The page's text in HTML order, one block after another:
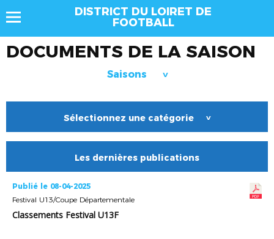
DISTRICT DU LOIRET DE
FOOTBALL
DOCUMENTS DE LA SAISON
Saisons >
Sélectionnez une catégorie >
Les dernières publications
Publié le 08-04-2025
Festival U13/Coupe Départementale
Classements Festival U13F